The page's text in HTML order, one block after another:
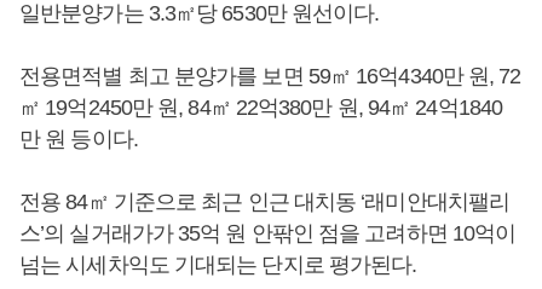
일반분양가는 3.3㎡당 6530만 원선이다.
전용면적별 최고 분양가를 보면 59㎡ 16억4340만 원, 72
㎡ 19억2450만 원, 84㎡ 22억380만 원, 94㎡ 24억1840
만 원 등이다.
전용 84㎡ 기준으로 최근 인근 대치동 ‘래미안대치팰리
스’의 실거래가가 35억 원 안팎인 점을 고려하면 10억이
넘는 시세차익도 기대되는 단지로 평가된다.